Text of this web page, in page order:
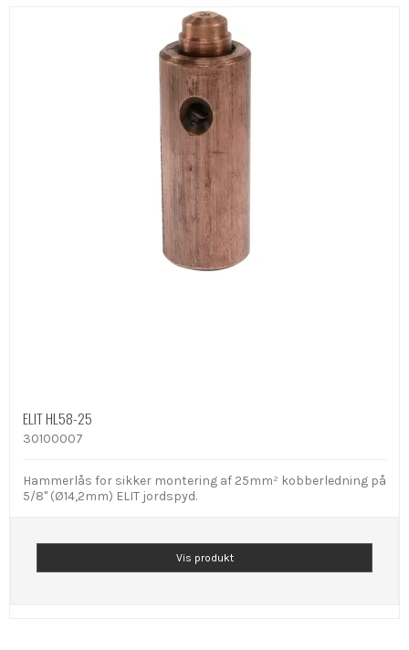
ELIT HL58-25
30100007
Hammerlås for sikker montering af 25mm² kobberledning på
5/8" (Ø14,2mm) ELIT jordspyd.
Vis produkt